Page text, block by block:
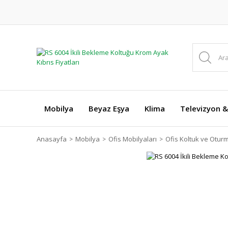
Mobilya Beyaz Eşya Klima Televizyon
Anasayfa Mobilya Ofis Mobilyaları Ofis Koltuk ve